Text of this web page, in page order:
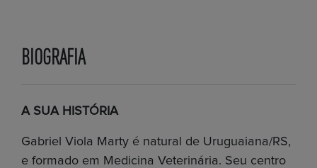
BIOGRAFIA
A SUA HISTÓRIA
Gabriel Viola Marty é natural de Uruguaiana/RS,
e formado em Medicina Veterinária. Seu centro